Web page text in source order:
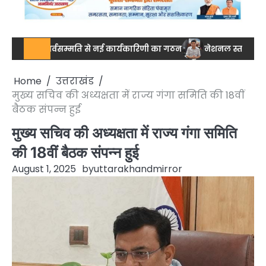
सर्वसम्मति से नई कार्यकारिणी का गठन नेशनल स्तर पर ड्रग आयुक्त
Home
उत्तराखंड
मुख्य सचिव की अध्यक्षता में राज्य गंगा समिति की 18वीं
बैठक संपन्न हुई
मुख्य सचिव की अध्यक्षता में राज्य गंगा समिति
की 18वीं बैठक संपन्न हुई
August 1, 2025 byuttarakhandmirror